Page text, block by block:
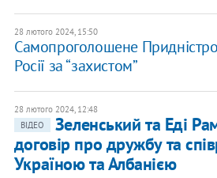
28 лютого 2024, 15:50
Самопроголошене
Росії за “захистом”
28 лютого 2024, 12:48
ВІДЕО
Зеленський та Еді
договір про дружбу та
Україною та Албанією